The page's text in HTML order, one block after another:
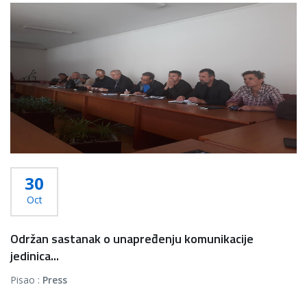
30
Oct
Održan sastanak o unapređenju komunikacije
jedinica...
Pisao : Press